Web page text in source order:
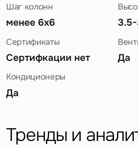
Шаг колонн
менее 6х6
Сертификаты
Сертифкации нет Да
Кондиционеры
Да
Тренды и
Задайте свой